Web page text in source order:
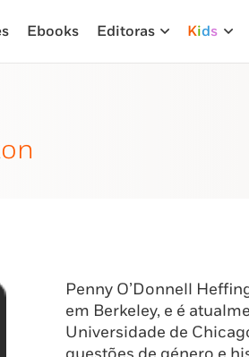
Ebooks Editoras Kids
Penny O’Donnell
em Berkeley, e é
Universidade de